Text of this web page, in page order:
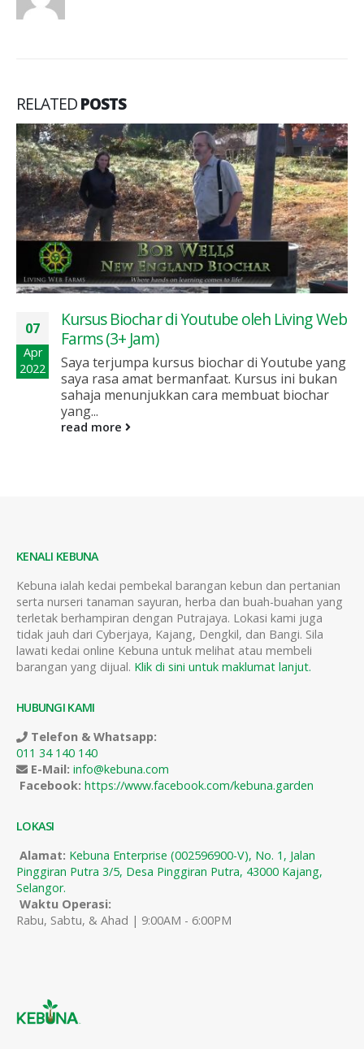
RELATEDPOSTS
07
Apr
2022
Kursus Biochar di Youtube oleh Living Web
Farms (3+ Jam)
Saya terjumpa kursus biochar di Youtube yang
saya rasa amat bermanfaat. Kursus ini bukan
sahaja menunjukkan cara membuat biochar
yang...
read more
KENALI KEBUNA
Kebuna ialah kedai pembekal barangan kebun dan pertanian
serta nurseri tanaman sayuran, herba dan buah-buahan yang
terletak berhampiran dengan Putrajaya. Lokasi kami juga
tidak jauh dari Cyberjaya, Kajang, Dengkil, dan Bangi. Sila
lawati kedai online Kebuna untuk melihat atau membeli
barangan yang dijual. Klik di sini untuk maklumat lanjut.
HUBUNGI KAMI
Telefon & Whatsapp:
011 34 140 140
E-Mail: info@kebuna.com
Facebook: https://www.facebook.com/kebuna.garden
LOKASI
Alamat: Kebuna Enterprise (002596900-V), No. 1, Jalan
Pinggiran Putra 3/5, Desa Pinggiran Putra, 43000 Kajang,
Selangor.
Waktu Operasi:
Rabu, Sabtu, & Ahad | 9:00AM - 6:00PM